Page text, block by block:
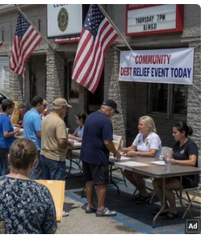
nhiên và cuộc sống
dân làng biển Hòn
dân thôn Hòn Thiên, cho
biển Hòn Thiên vốn im
nhỏ san sát, những bức
trầm cũ kỹ vì nắng gió
lạ thường nhờ những ý
hoa của các họa sỹ đã
cho làng bằng những